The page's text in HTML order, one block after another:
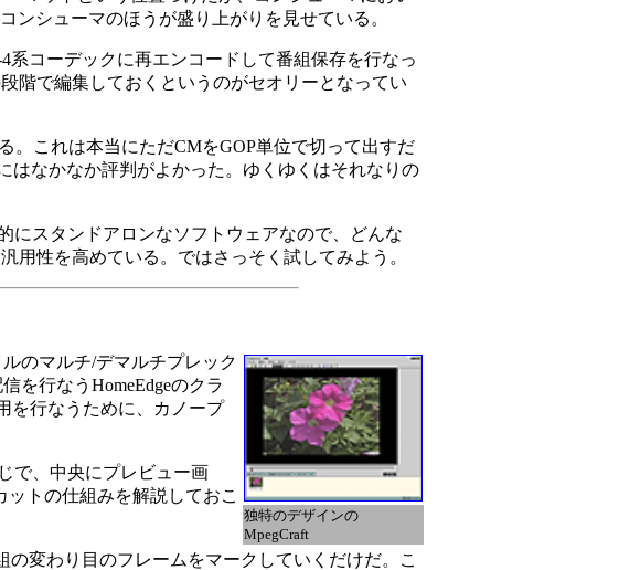
ンシューマのほうが盛り上がりを見せている。
コーデックに再エンコードして番組保存を行なっ
階で編集しておくというのがセオリーとなってい
。これは本当にただCMをGOP単位で切って出すだ
はなかなか評判がよかった。ゆくゆくはそれなりの
にスタンドアロンなソフトウェアなので、どんな
用性を高めている。ではさっそく試してみよう。
独特のデザインの
MpegCraft
のマルチ/デマルチプレック
を行なうHomeEdgeのクラ
を行なうために、カノープ
で、中央にプレビュー画
ットの仕組みを解説しておこ
変わり目のフレームをマークしていくだけだ。こ